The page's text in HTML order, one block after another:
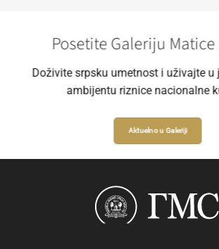
Posetite Galeriju
Doživite srpsku umetnost i uživajte u
ambijentu riznice nacionalne
Aktuelno u Galeriji